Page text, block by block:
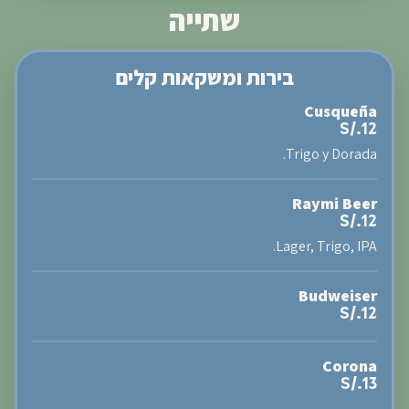
שתייה
בירות ומשקאות קלים
Cusqueña
S/.12
Trigo y Dorada.
Raymi Beer
S/.12
Lager, Trigo, IPA.
Budweiser
S/.12
Corona
S/.13